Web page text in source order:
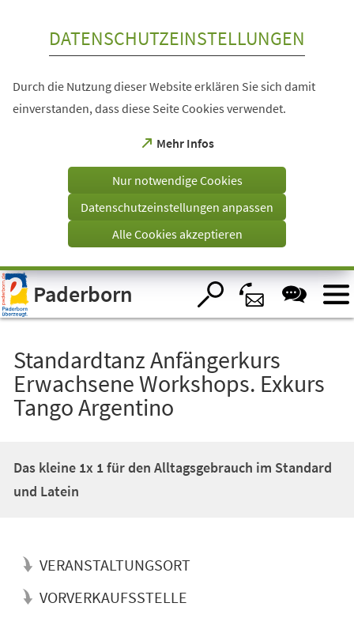
Visuelle
Assistenzsoftware
öffnen.
DATENSCHUTZEINSTELLUNGEN
Durch die Nutzung dieser Website erklären Sie sich damit
einverstanden, dass diese Seite Cookies verwendet.
Mehr Infos
(Öffnet
einem
Tab)
Nur notwendige Cookies
Datenschutzeinstellungen anpassen
Alle Cookies akzeptieren
Paderborn
Standardtanz Anfängerkurs
Erwachsene Workshops. Exkurs
Tango Argentino
Das kleine 1x 1 für den Alltagsgebrauch im Standard
und Latein
VERANSTALTUNGSORT
VORVERKAUFSSTELLE